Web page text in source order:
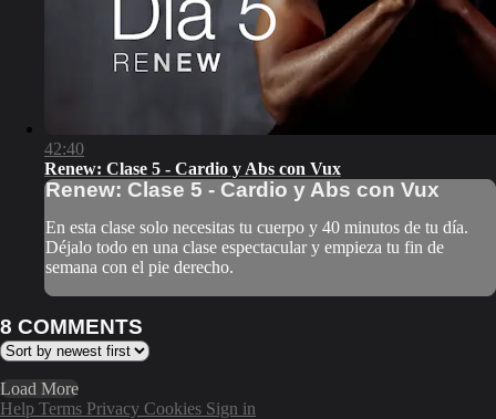
42:40
Renew: Clase 5 - Cardio y Abs con Vux
Renew: Clase 5 - Cardio y Abs con Vux
En esta clase solo necesitas tu cuerpo y 40 minutos de tu día.
Déjalo todo en una clase espectacular y empieza tu fin de
semana con el pie derecho.
8 COMMENTS
Load More
Help Terms Privacy Cookies Sign in